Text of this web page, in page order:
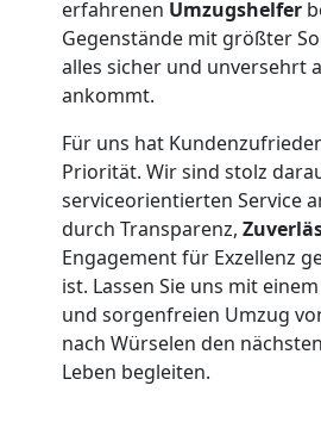
erfahrenen Umzugshelfer
Gegenstände mit größter
alles sicher und unversehrt
ankommt.
Für uns hat
Priorität. Wir sind stolz
serviceorientierten Service
durch Transparenz,
Engagement für Exzellenz
ist. Lassen Sie uns mit
und sorgenfreien Umzug
nach Würselen den
Leben begleiten.
Beiladung
Wolfsberg
Mini
Umzug
Wolfsberg
Umzug